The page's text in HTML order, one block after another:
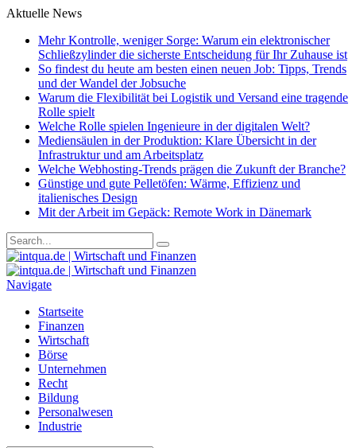
Aktuelle News
Mehr Kontrolle, weniger Sorge: Warum ein elektronischer
Schließzylinder die sicherste Entscheidung für Ihr Zuhause ist
So findest du heute am besten einen neuen Job: Tipps, Trends
und der Wandel der Jobsuche
Warum die Flexibilität bei Logistik und Versand eine tragende
Rolle spielt
Welche Rolle spielen Ingenieure in der digitalen Welt?
Mediensäulen in der Produktion: Klare Übersicht in der
Infrastruktur und am Arbeitsplatz
Welche Webhosting-Trends prägen die Zukunft der Branche?
Günstige und gute Pelletöfen: Wärme, Effizienz und
italienisches Design
Mit der Arbeit im Gepäck: Remote Work in Dänemark
Navigate
Startseite
Finanzen
Wirtschaft
Börse
Unternehmen
Recht
Bildung
Personalwesen
Industrie